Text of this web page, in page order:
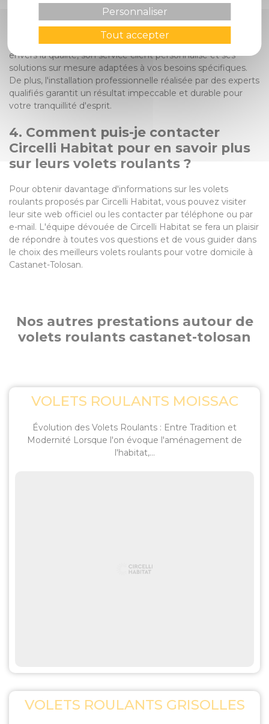
En choisissant Circelli Habitat, vous bénéficiez de plus de 60
ans d'expérience dans le domaine de l'amélioration de
l'habitat. L'entreprise se distingue par son engagement
envers la qualité, son service client personnalisé et ses
solutions sur mesure adaptées à vos besoins spécifiques.
De plus, l'installation professionnelle réalisée par des experts
qualifiés garantit un résultat impeccable et durable pour
votre tranquillité d'esprit.
4. Comment puis-je contacter
Circelli Habitat pour en savoir plus
sur leurs volets roulants ?
Pour obtenir davantage d'informations sur les volets
roulants proposés par Circelli Habitat, vous pouvez visiter
leur site web officiel ou les contacter par téléphone ou par
e-mail. L'équipe dévouée de Circelli Habitat se fera un plaisir
de répondre à toutes vos questions et de vous guider dans
le choix des meilleurs volets roulants pour votre domicile à
Castanet-Tolosan.
Nos autres prestations autour de
volets roulants castanet-tolosan
VOLETS ROULANTS MOISSAC
Évolution des Volets Roulants : Entre Tradition et
Modernité Lorsque l'on évoque l'aménagement de
l'habitat,...
VOLETS ROULANTS GRISOLLES
Tout accepter
Personnaliser